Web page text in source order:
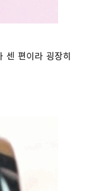
센 편이라 굉장히